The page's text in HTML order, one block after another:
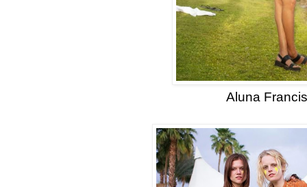
Aluna